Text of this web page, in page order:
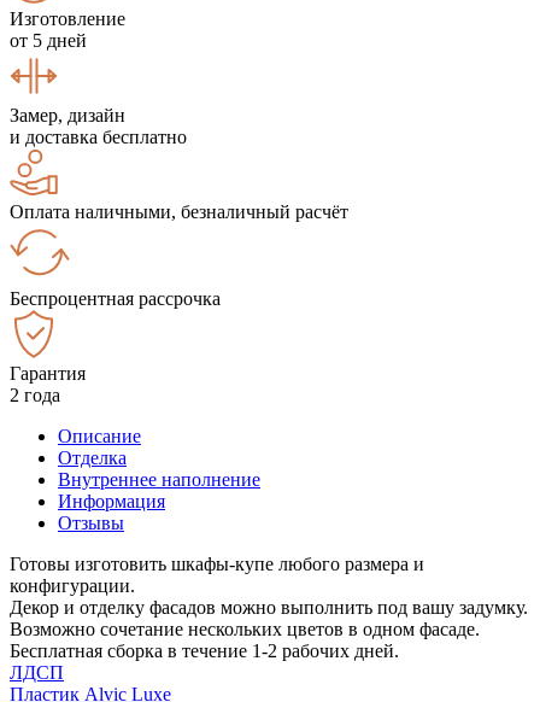
Изготовление
от 5 дней
Замер, дизайн
и доставка бесплатно
Оплата наличными, безналичный расчёт
Беспроцентная рассрочка
Гарантия
2 года
Описание
Отделка
Внутреннее наполнение
Информация
Отзывы
Готовы изготовить шкафы-купе любого размера и
конфигурации.
Декор и отделку фасадов можно выполнить под вашу задумку.
Возможно сочетание нескольких цветов в одном фасаде.
Бесплатная сборка в течение 1-2 рабочих дней.
ЛДСП
Пластик Alvic Luxe